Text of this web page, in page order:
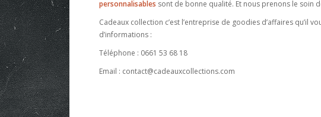
personnalisables sont de bonne qualité. Et nous prenons le soin
Cadeaux collection c’est l’entreprise de goodies d’affaires qu’il
d’informations :
Téléphone : 0661 53 68 18
Email : contact@cadeauxcollections.com